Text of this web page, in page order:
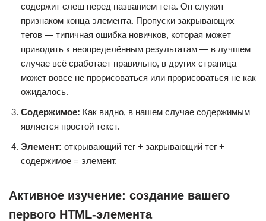
содержит слеш перед названием тега. Он служит
признаком конца элемента. Пропуски закрывающих
тегов — типичная ошибка новичков, которая может
приводить к неопределённым результатам — в лучшем
случае всё сработает правильно, в других страница
может вовсе не прорисоваться или прорисоваться не как
ожидалось.
Содержимое: Как видно, в нашем случае содержимым
является простой текст.
Элемент: открывающий тег + закрывающий тег +
содержимое = элемент.
Активное изучение: создание вашего
первого HTML-элемента